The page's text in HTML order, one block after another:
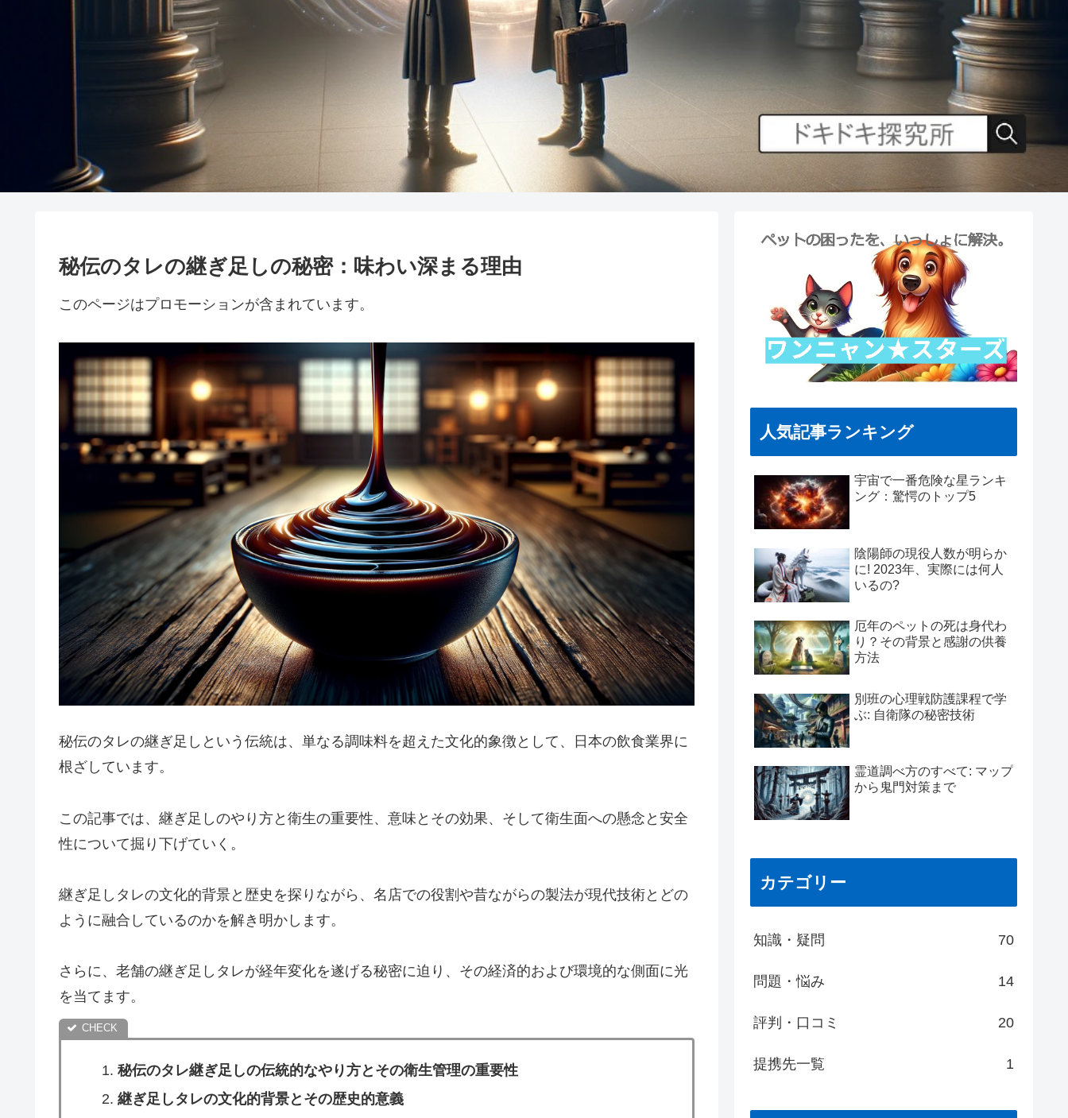
秘伝のタレの継ぎ足しの秘密：味わい深まる理由
このページはプロモーションが含まれています。
秘伝のタレの継ぎ足しという伝統は、単なる調味料を超えた文化的象徴として、日本の飲食業界に
根ざしています。
この記事では、継ぎ足しのやり方と衛生の重要性、意味とその効果、そして衛生面への懸念と安全
性について掘り下げていく。
継ぎ足しタレの文化的背景と歴史を探りながら、名店での役割や昔ながらの製法が現代技術とどの
ように融合しているのかを解き明かします。
さらに、老舗の継ぎ足しタレが経年変化を遂げる秘密に迫り、その経済的および環境的な側面に光
を当てます。
秘伝のタレ継ぎ足しの伝統的なやり方とその衛生管理の重要性
継ぎ足しタレの文化的背景とその歴史的意義
人気記事ランキング
宇宙で一番危険な星ランキ
ング：驚愕のトップ5
陰陽師の現役人数が明らか
に! 2023年、実際には何人
いるの?
厄年のペットの死は身代わ
り？その背景と感謝の供養
方法
別班の心理戦防護課程で学
ぶ: 自衛隊の秘密技術
霊道調べ方のすべて: マップ
から鬼門対策まで
カテゴリー
知識・疑問 70
問題・悩み 14
評判・口コミ 20
提携先一覧 1